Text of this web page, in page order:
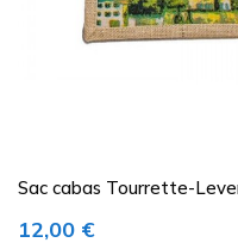
Sac cabas Tourrette-
Prix
12,00 €